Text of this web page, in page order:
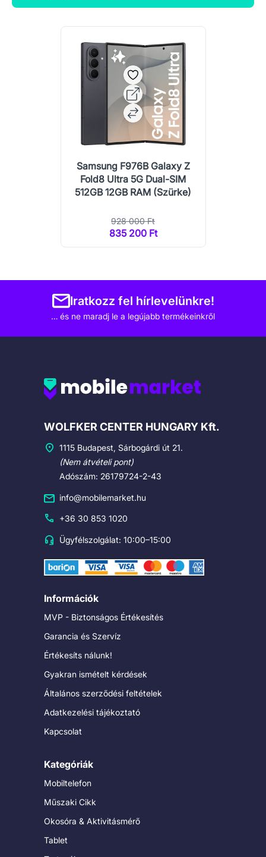
Samsung F976B Galaxy Z
Fold8 Ultra 5G Dual-SIM
512GB 12GB RAM (Szürke)
928 000 Ft
835 200 Ft
Iratkozz fel hírlevelünkre!
… és ne maradj le a legújabb termékeinkről
Cégadatok
WOLFKER CENTER HUNGARY Kft.
1115 Budapest, Sárbogárdi út 21.
(Nem átvételi pont)
Adószám: 26179724-2-43
info@mobilemarket.hu
+36 30 853 1020
Ügyfélszolgálat: 10:00–15:00
Információk
MVP - Biztonságos Értékesítés
Garancia és Szervíz
Értékesíts nálunk!
Gyakran ismételt kérdések
Általános szerződési feltételek
Adatkezelési tájékoztató
Kapcsolat
Kategóriák
Mobiltelefon
Műszaki Cikk
Okosóra & Aktivitásmérő
Tablet